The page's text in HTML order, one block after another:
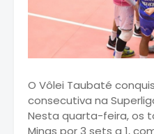
O Vôlei Taubaté
consecutiva na
Nesta quarta-feira, os
Minas por 3 sets a 1,